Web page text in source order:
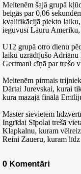
Meitenēm šajā grupā
beigās par 0,06
kvalifikācijā piekto laiku,
ieguvusī Lauru Ameriku,
U12 grupā otro dienu
laiku uzrādījušo Adriānu
Gertmani cīņā par trešo
Meitenēm pirmais
Dārtai Jurevskai, kurai
kura mazajā finālā
Master sievietēm
Ingrīdai Sīpolai trešā
Klapkalnu, kuram
Reini Zaueru, kuram līdz
0 Komentāri